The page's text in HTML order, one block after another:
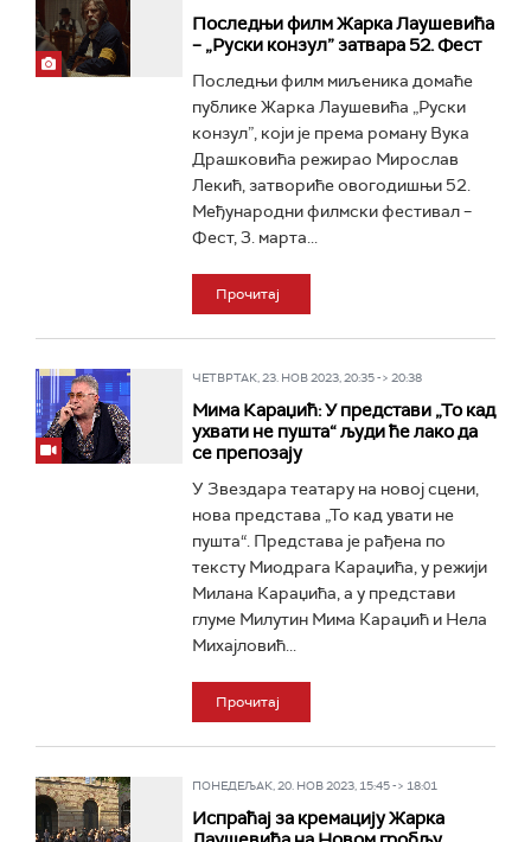
Последњи филм Жарка Лаушевића
– „Руски конзул” затвара 52. Фест
Последњи филм миљеника домаће
публике Жарка Лаушевића „Руски
конзул”, који је према роману Вука
Драшковића режирао Мирослав
Лекић, затвориће овогодишњи 52.
Међународни филмски фестивал –
Фест, 3. марта...
Прочитај
ЧЕТВРТАК, 23. НОВ 2023, 20:35 -> 20:38
Мима Караџић: У представи „То кад
ухвати не пушта“ људи ће лако да
се препозају
У Звездара театару на новој сцени,
нова представа „То кад увати не
пушта“. Представа је рађена по
тексту Миодрага Караџића, у режији
Милана Караџића, а у представи
глуме Милутин Мима Караџић и Нела
Михајловић...
Прочитај
ПОНЕДЕЉАК, 20. НОВ 2023, 15:45 -> 18:01
Испраћај за кремацију Жарка